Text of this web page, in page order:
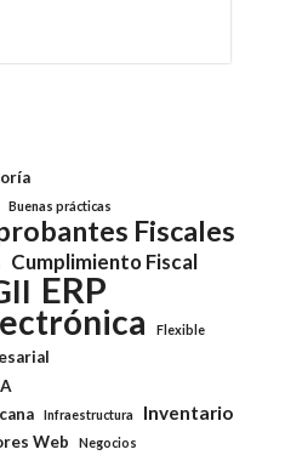
Buenas prácticas
Fiscales
Cumplimiento Fiscal
ERP
Flexible
Infraestructura Inventario
Web Negocios